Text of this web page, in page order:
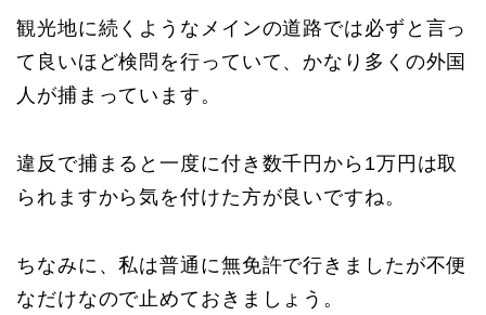
観光地に続くようなメインの道路では必ずと言っ
て良いほど検問を行っていて、かなり多くの外国
人が捕まっています。
違反で捕まると一度に付き数千円から1万円は取
られますから気を付けた方が良いですね。
ちなみに、私は普通に無免許で行きましたが不便
なだけなので止めておきましょう。